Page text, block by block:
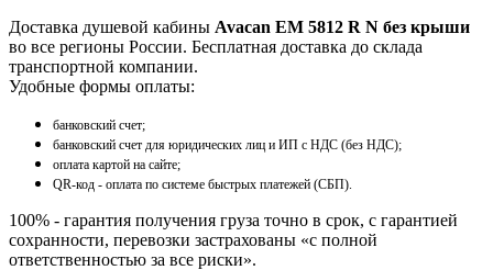
Доставка душевой кабины Avacan EM 5812 R N без крыши
во все регионы России. Бесплатная доставка до склада
транспортной компании.
Удобные формы оплаты:
банковский счет;
банковский счет для юридических лиц и ИП с НДС (без НДС);
оплата картой на сайте;
QR-код - оплата по системе быстрых платежей (СБП).
100% - гарантия получения груза точно в срок, с гарантией
сохранности, перевозки застрахованы «с полной
ответственностью за все риски».